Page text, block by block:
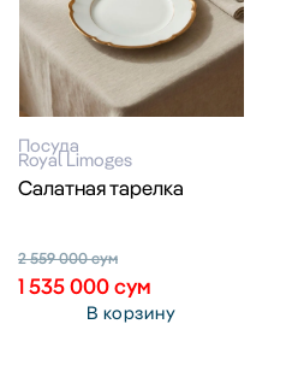
Посуда
Royal Limoges
Салатная тарелка
2 559 000сум
1 535 000сум
В корзину